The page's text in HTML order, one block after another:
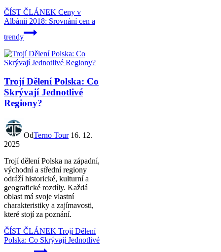
ČÍST ČLÁNEK Ceny v
Albánii 2018: Srovnání cen a
trendy
Trojí Dělení Polska: Co
Skrývají Jednotlivé
Regiony?
OdTerno Tour 16. 12.
2025
Trojí dělení Polska na západní,
východní a střední regiony
odráží historické, kulturní a
geografické rozdíly. Každá
oblast má svoje vlastní
charakteristiky a zajímavosti,
které stojí za poznání.
ČÍST ČLÁNEK Trojí Dělení
Polska: Co Skrývají Jednotlivé